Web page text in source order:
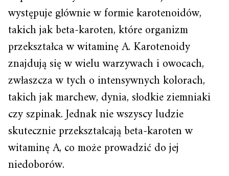
występuje głównie w formie karotenoidów,
takich jak beta-karoten, które organizm
przekształca w witaminę A. Karotenoidy
znajdują się w wielu warzywach i owocach,
zwłaszcza w tych o intensywnych kolorach,
takich jak marchew, dynia, słodkie ziemniaki
czy szpinak. Jednak nie wszyscy ludzie
skutecznie przekształcają beta-karoten w
witaminę A, co może prowadzić do jej
niedoborów.